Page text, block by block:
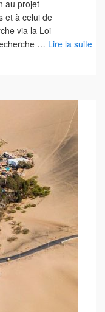
au projet
et à celui de
via la Loi
… Lire la suite